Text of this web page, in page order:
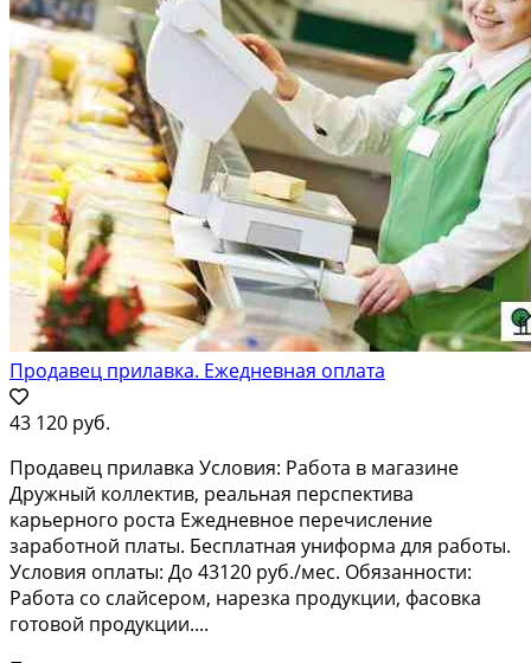
Продавец прилавка. Ежедневная оплата
43 120 руб.
Продавец прилавка Условия: Работа в магазине
Дружный коллектив, реальная перспектива
карьерного роста Ежедневное перечисление
заработной платы. Бесплатная униформа для работы.
Условия оплаты: До 43120 руб./мес. Обязанности:
Работа со слайсером, нарезка продукции, фасовка
готовой продукции....